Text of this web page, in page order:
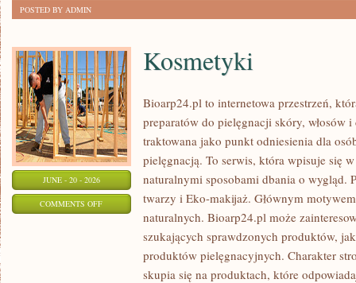
POSTED BY ADMIN
JUNE - 20 - 2026
COMMENTS OFFON
KOSMETYKI
Kosmetyki
Bioarp24.pl to internetowa przestrzeń,
preparatów do pielęgnacji skóry, włosów i
traktowana jako punkt odniesienia dla
pielęgnacją. To serwis, która wpisuje się
naturalnymi sposobami dbania o wygląd.
twarzy i Eko-makijaż. Głównym
naturalnych. Bioarp24.pl może
szukających sprawdzonych produktów,
produktów pielęgnacyjnych. Charakter
skupia się na produktach, które